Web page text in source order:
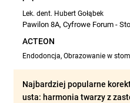
Lek. dent. Hubert Gołąbek
Pawilon 8A, Cyfrowe Forum -
ACTEON
Endodoncja, Obrazowanie w
Najbardziej popularne
usta: harmonia twarzy z